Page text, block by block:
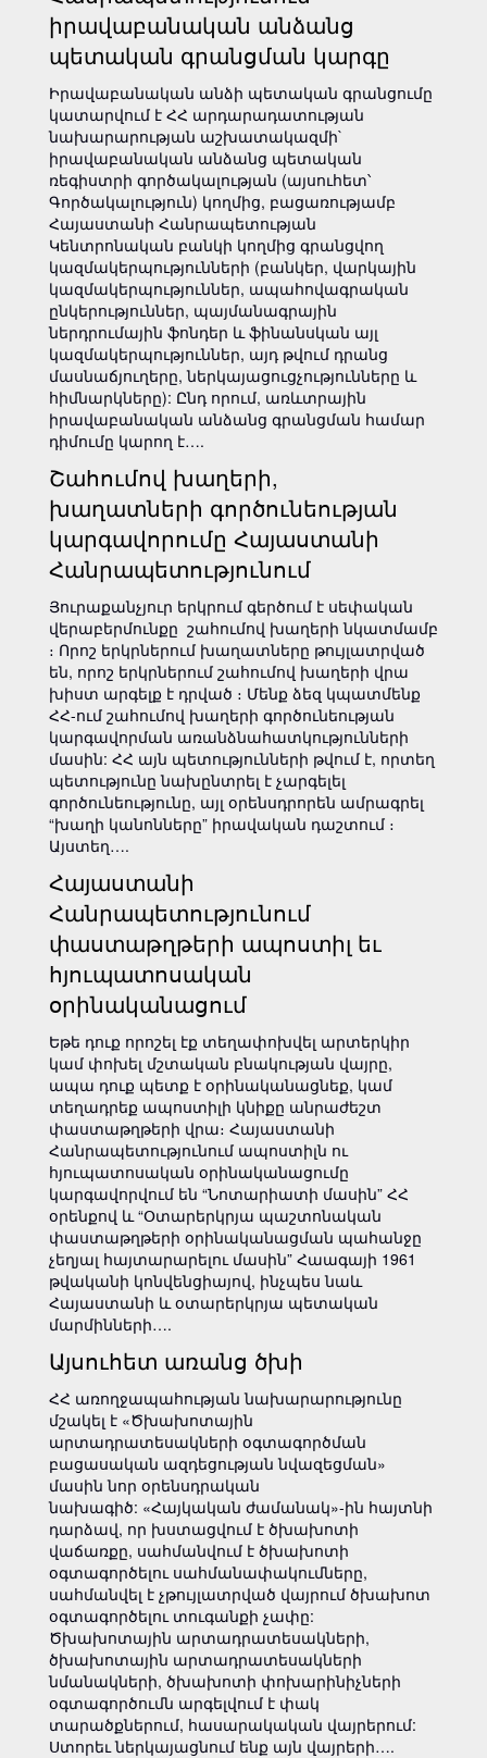
իրավաբանական անձանց
պետական գրանցման կարգը
Իրավաբանական անձի պետական գրանցումը
կատարվում է ՀՀ արդարադատության
նախարարության աշխատակազմի`
իրավաբանական անձանց պետական
ռեգիստրի գործակալության (այսուհետ՝
Գործակալություն) կողմից, բացառությամբ
Հայաստանի Հանրապետության
Կենտրոնական բանկի կողմից գրանցվող
կազմակերպությունների (բանկեր, վարկային
կազմակերպություններ, ապահովագրական
ընկերություններ, պայմանագրային
ներդրումային ֆոնդեր և ֆինանսկան այլ
կազմակերպություններ, այդ թվում դրանց
մասնաճյուղերը, ներկայացուցչությունները և
հիմնարկները): Ընդ որում, առևտրային
իրավաբանական անձանց գրանցման համար
դիմումը կարող է….
Շահումով խաղերի,
խաղատների գործունեության
կարգավորումը Հայաստանի
Հանրապետությունում
Յուրաքանչյուր երկրում գերծում է սեփական
վերաբերմունքը շահումով խաղերի նկատմամբ
։ Որոշ երկրներում խաղատները թույլատրված
են, որոշ երկրներում շահումով խաղերի վրա
խիստ արգելք է դրված ։ Մենք ձեզ կպատմենք
ՀՀ-ում շահումով խաղերի գործունեության
կարգավորման առանձնահատկությունների
մասին: ՀՀ այն պետությունների թվում է, որտեղ
պետությունը նախընտրել է չարգելել
գործունեությունը, այլ օրենսդրորեն ամրագրել
“խաղի կանոնները” իրավական դաշտում ։
Այստեղ….
Հայաստանի
Հանրապետությունում
փաստաթղթերի ապոստիլ եւ
հյուպատոսական
օրինականացում
Եթե դուք որոշել էք տեղափոխվել արտերկիր
կամ փոխել մշտական բնակության վայրը,
ապա դուք պետք է օրինականացնեք, կամ
տեղադրեք ապոստիլի կնիքը անրաժեշտ
փաստաթղթերի վրա։ Հայաստանի
Հանրապետությունում ապոստիլն ու
հյուպատոսական օրինականացումը
կարգավորվում են “Նոտարիատի մասին” ՀՀ
օրենքով և “Օտարերկրյա պաշտոնական
փաստաթղթերի օրինականացման պահանջը
չեղյալ հայտարարելու մասին” Հաագայի 1961
թվականի կոնվենցիայով, ինչպես նաև
Հայաստանի և օտարերկրյա պետական
մարմինների….
Այսուհետ առանց ծխի
ՀՀ առողջապահության նախարարությունը
մշակել է «Ծխախոտային
արտադրատեսակների օգտագործման
բացասական ազդեցության նվազեցման»
մասին նոր օրենսդրական
նախագիծ: «Հայկական ժամանակ»-ին հայտնի
դարձավ, որ խստացվում է ծխախոտի
վաճառքը, սահմանվում է ծխախոտի
օգտագործելու սահմանափակումները,
սահմանվել է չթույլատրված վայրում ծխախոտ
օգտագործելու տուգանքի չափը:
Ծխախոտային արտադրատեսակների,
ծխախոտային արտադրատեսակների
նմանակների, ծխախոտի փոխարինիչների
օգտագործումն արգելվում է փակ
տարածքներում, հասարակական վայրերում:
Ստորեւ ներկայացնում ենք այն վայրերի….